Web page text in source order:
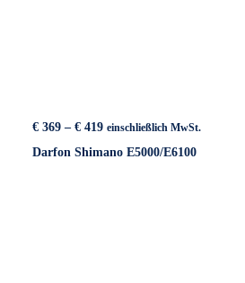
€ 369 – € 419Preisspanne:
bis
einschließlich MwSt.
Darfon Shimano E5000/E6100